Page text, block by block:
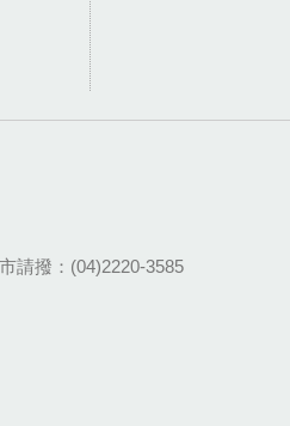
請撥：(04)2220-3585